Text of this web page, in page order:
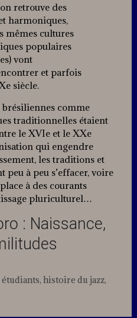
retrouve des
harmoniques,
mêmes cultures
populaires
vont
et parfois
siècle.
brésiliennes comme
traditionnelles étaient
le XVIe et le XXe
qui engendre
les traditions et
peu à peu s’effacer, voire
à des courants
pluriculturel…
: Naissance,
étudiants, histoire du jazz,